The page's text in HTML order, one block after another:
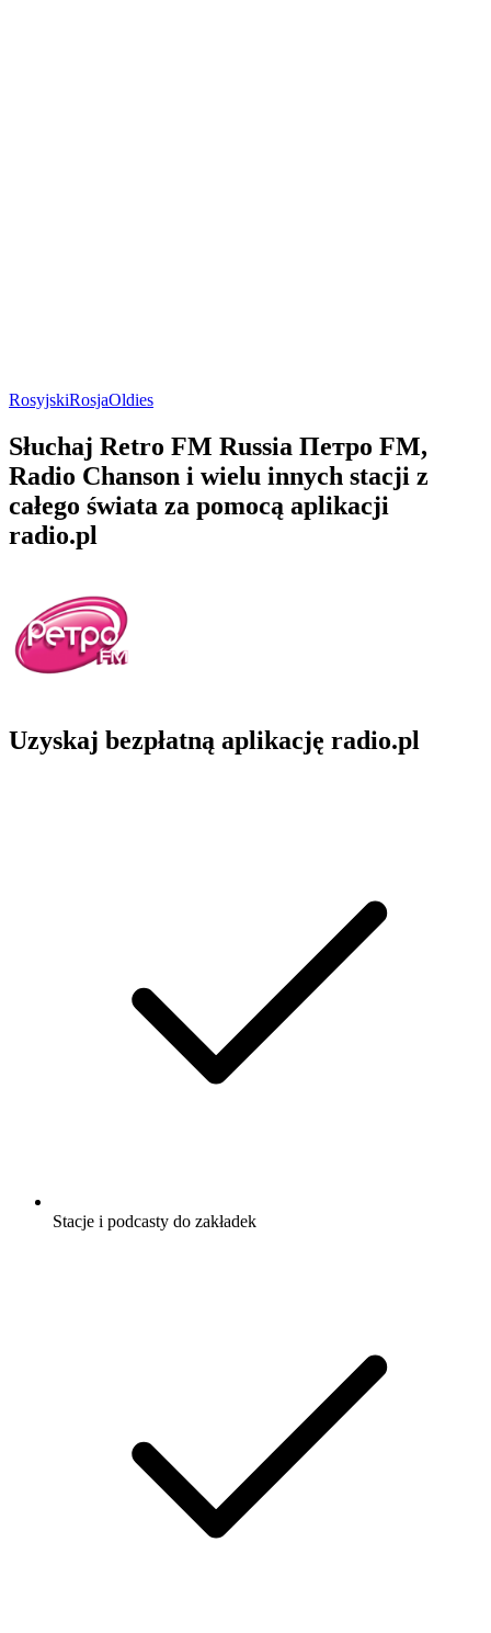
RosyjskiRosjaOldies
Słuchaj Retro FM Russia Петро FM,
Radio Chanson i wielu innych stacji z
całego świata za pomocą aplikacji
radio.pl
Uzyskaj bezpłatną aplikację radio.pl
Stacje i podcasty do zakładek